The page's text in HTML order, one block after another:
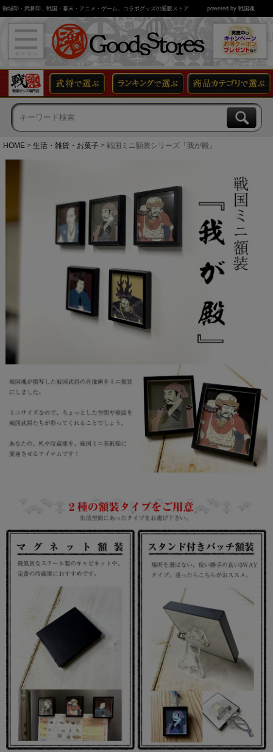
御城印・武将印、戦国・幕末・アニメ・ゲーム、コラボグッズの通販ストア powered by 戦国魂
HOME 生活・雑貨・お菓子 戦国ミニ額装シリーズ『我が殿』